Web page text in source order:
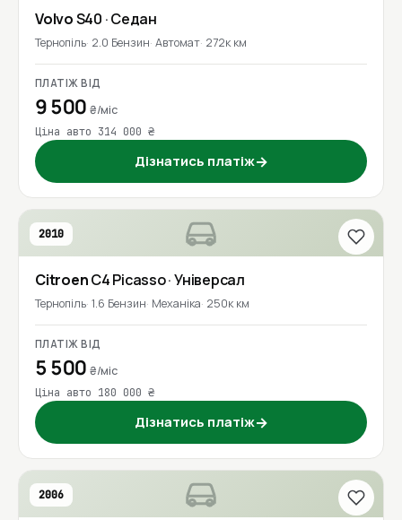
VolvoS40 · Седан
Тернопіль 2.0 Бензин Автомат 272к км
ПЛАТІЖ ВІД
9 500₴/міс
Ціна авто 314 000 ₴
Дізнатись платіж→
2010
CitroenC4 Picasso· Універсал
Тернопіль 1.6 Бензин Механіка 250к км
ПЛАТІЖ ВІД
5 500₴/міс
Ціна авто 180 000 ₴
Дізнатись платіж→
2006